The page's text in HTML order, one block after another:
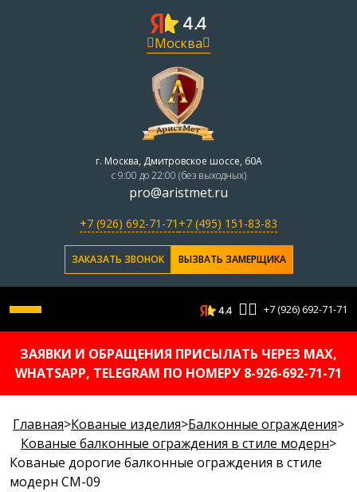
Москва
г. Москва, Дмитровское шоссе, 60А
с 9:00 до 22:00 (без выходных)
pro@aristmet.ru
+7 (926) 692-71-71 +7 (495) 151-83-83
ЗАКАЗАТЬ ЗВОНОК ВЫЗВАТЬ ЗАМЕРЩИКА
+7 (926) 692-71-71
ЗАЯВКИ И ОБРАЩЕНИЯ ПРИСЫЛАТЬ ЧЕРЕЗ MAX,
WHATSAPP, TELEGRAM ПО НОМЕРУ 8-926-692-71-71
Главная>Кованые изделия>Балконные ограждения>
Кованые балконные ограждения в стиле модерн>
Кованые дорогие балконные ограждения в стиле
модерн СМ-09